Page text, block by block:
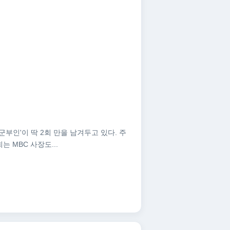
부인'이 딱 2회 만을 남겨두고 있다. 주
는 MBC 사장도...